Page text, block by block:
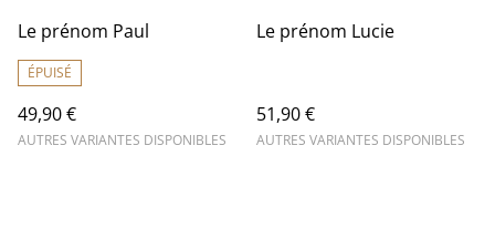
Le prénom Paul
ÉPUISÉ
49,90 €
AUTRES VARIANTES DISPONIBLES
Le prénom Lucie
51,90 €
AUTRES VARIANTES DISPONIBLES